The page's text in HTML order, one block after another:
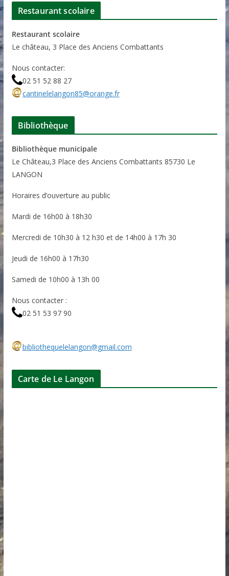
Restaurant scolaire
Restaurant scolaire
Le château, 3 Place des Anciens Combattants
Nous contacter:
02 51 52 88 27
cantinelelangon85@orange.fr
Bibliothèque
Bibliothèque municipale
Le Château,3 Place des Anciens Combattants 85730 Le
LANGON
Horaires d’ouverture au public
Mardi de 16h00 à 18h30
Mercredi de 10h30 à 12 h30 et de 14h00 à 17h 30
Jeudi de 16h00 à 17h30
Samedi de 10h00 à 13h 00
Nous contacter :
02 51 53 97 90
bibliothequelelangon@gmail.com
Carte de Le Langon